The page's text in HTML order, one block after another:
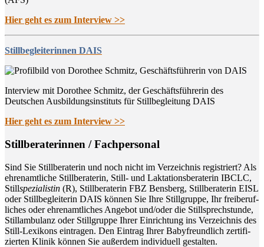
Hier geht es zum Interview >>
Stillbegleiterinnen DAIS
Interview mit Dorothee Schmitz, der Geschäftsführerin des
Deutschen Ausbildungsinstituts für Stillbegleitung DAIS
Hier geht es zum Interview >>
Still­be­ra­te­rin­nen / Fachpersonal
Sind Sie Still­be­ra­te­rin und noch nicht im Ver­zeich­nis regis­triert? Als
ehren­amt­li­che Still­be­ra­te­rin, Still- und Lak­ta­ti­ons­be­ra­te­rin IBCLC,
Stillspe­zia­lis­tin (R), Still­be­ra­te­rin FBZ Bens­berg, Still­be­ra­te­rin EISL
oder Still­be­glei­te­rin DAIS kön­nen Sie Ihre Still­grup­pe, Ihr frei­be­ruf­
li­ches oder ehren­amt­li­ches Ange­bot und/oder die Still­sprech­stun­de,
Still­am­bu­lanz oder Still­grup­pe Ihrer Ein­rich­tung ins Ver­zeich­nis des
Still-Lexi­kons ein­tra­gen. Den Ein­trag Ihrer Baby­freund­lich zer­ti­fi­
zier­ten Kli­nik kön­nen Sie außer­dem indi­vi­du­ell gestalten.